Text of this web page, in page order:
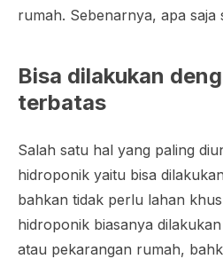
rumah. Sebenarnya, apa saja
Bisa dilakukan
terbatas
Salah satu hal yang paling
hidroponik yaitu bisa
bahkan tidak perlu lahan
hidroponik biasanya
atau pekarangan rumah,